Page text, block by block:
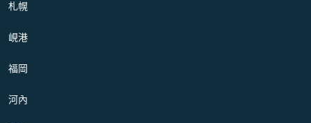
札幌
峴港
福岡
河內